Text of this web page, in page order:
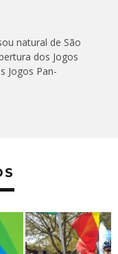
natural de São
dos Jogos
Jogos Pan-